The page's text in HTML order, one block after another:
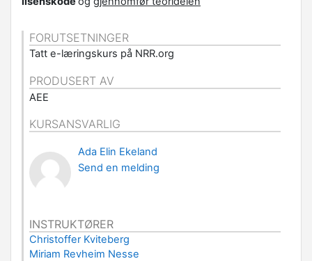
FORUTSETNINGER
Tatt e-læringskurs på NRR.org
PRODUSERT AV
AEE
KURSANSVARLIG
Ada Elin Ekeland
Send en melding
INSTRUKTØRER
Christoffer Kviteberg
Miriam Revheim Nesse